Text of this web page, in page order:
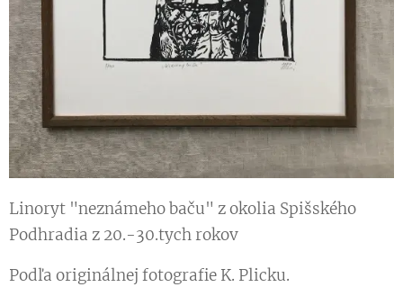
Linoryt "neznámeho baču" z okolia Spišského
Podhradia z 20.-30.tych rokov
Podľa originálnej fotografie K. Plicku.